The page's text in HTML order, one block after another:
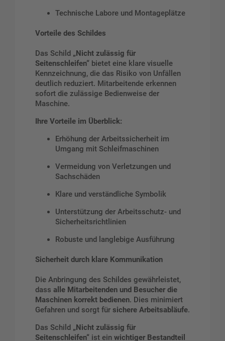
Technische Labore und Montageplätze
Vorteile des Schildes
Das Schild „Nicht zulässig für
Seitenschleifen“ bietet eine klare visuelle
Kennzeichnung, die das Risiko von Unfällen
deutlich reduziert. Mitarbeitende erkennen
sofort die zulässige Bedienweise der
Maschine.
Ihre Vorteile im Überblick:
Erhöhung der Arbeitssicherheit im
Umgang mit Schleifmaschinen
Vermeidung von Verletzungen und
Sachschäden
Klare und verständliche Symbolik
Unterstützung der Arbeitsschutz- und
Sicherheitsrichtlinien
Robuste und langlebige Ausführung
Sicherheit durch klare Kommunikation
Die Anbringung des Schildes gewährleistet,
dass alle Mitarbeitenden und Besucher die
Maschinen korrekt bedienen. Dies minimiert
Gefahren und sorgt für sichere Arbeitsabläufe.
Das Schild „Nicht zulässig für
Seitenschleifen“ ist ein wichtiger Bestandteil